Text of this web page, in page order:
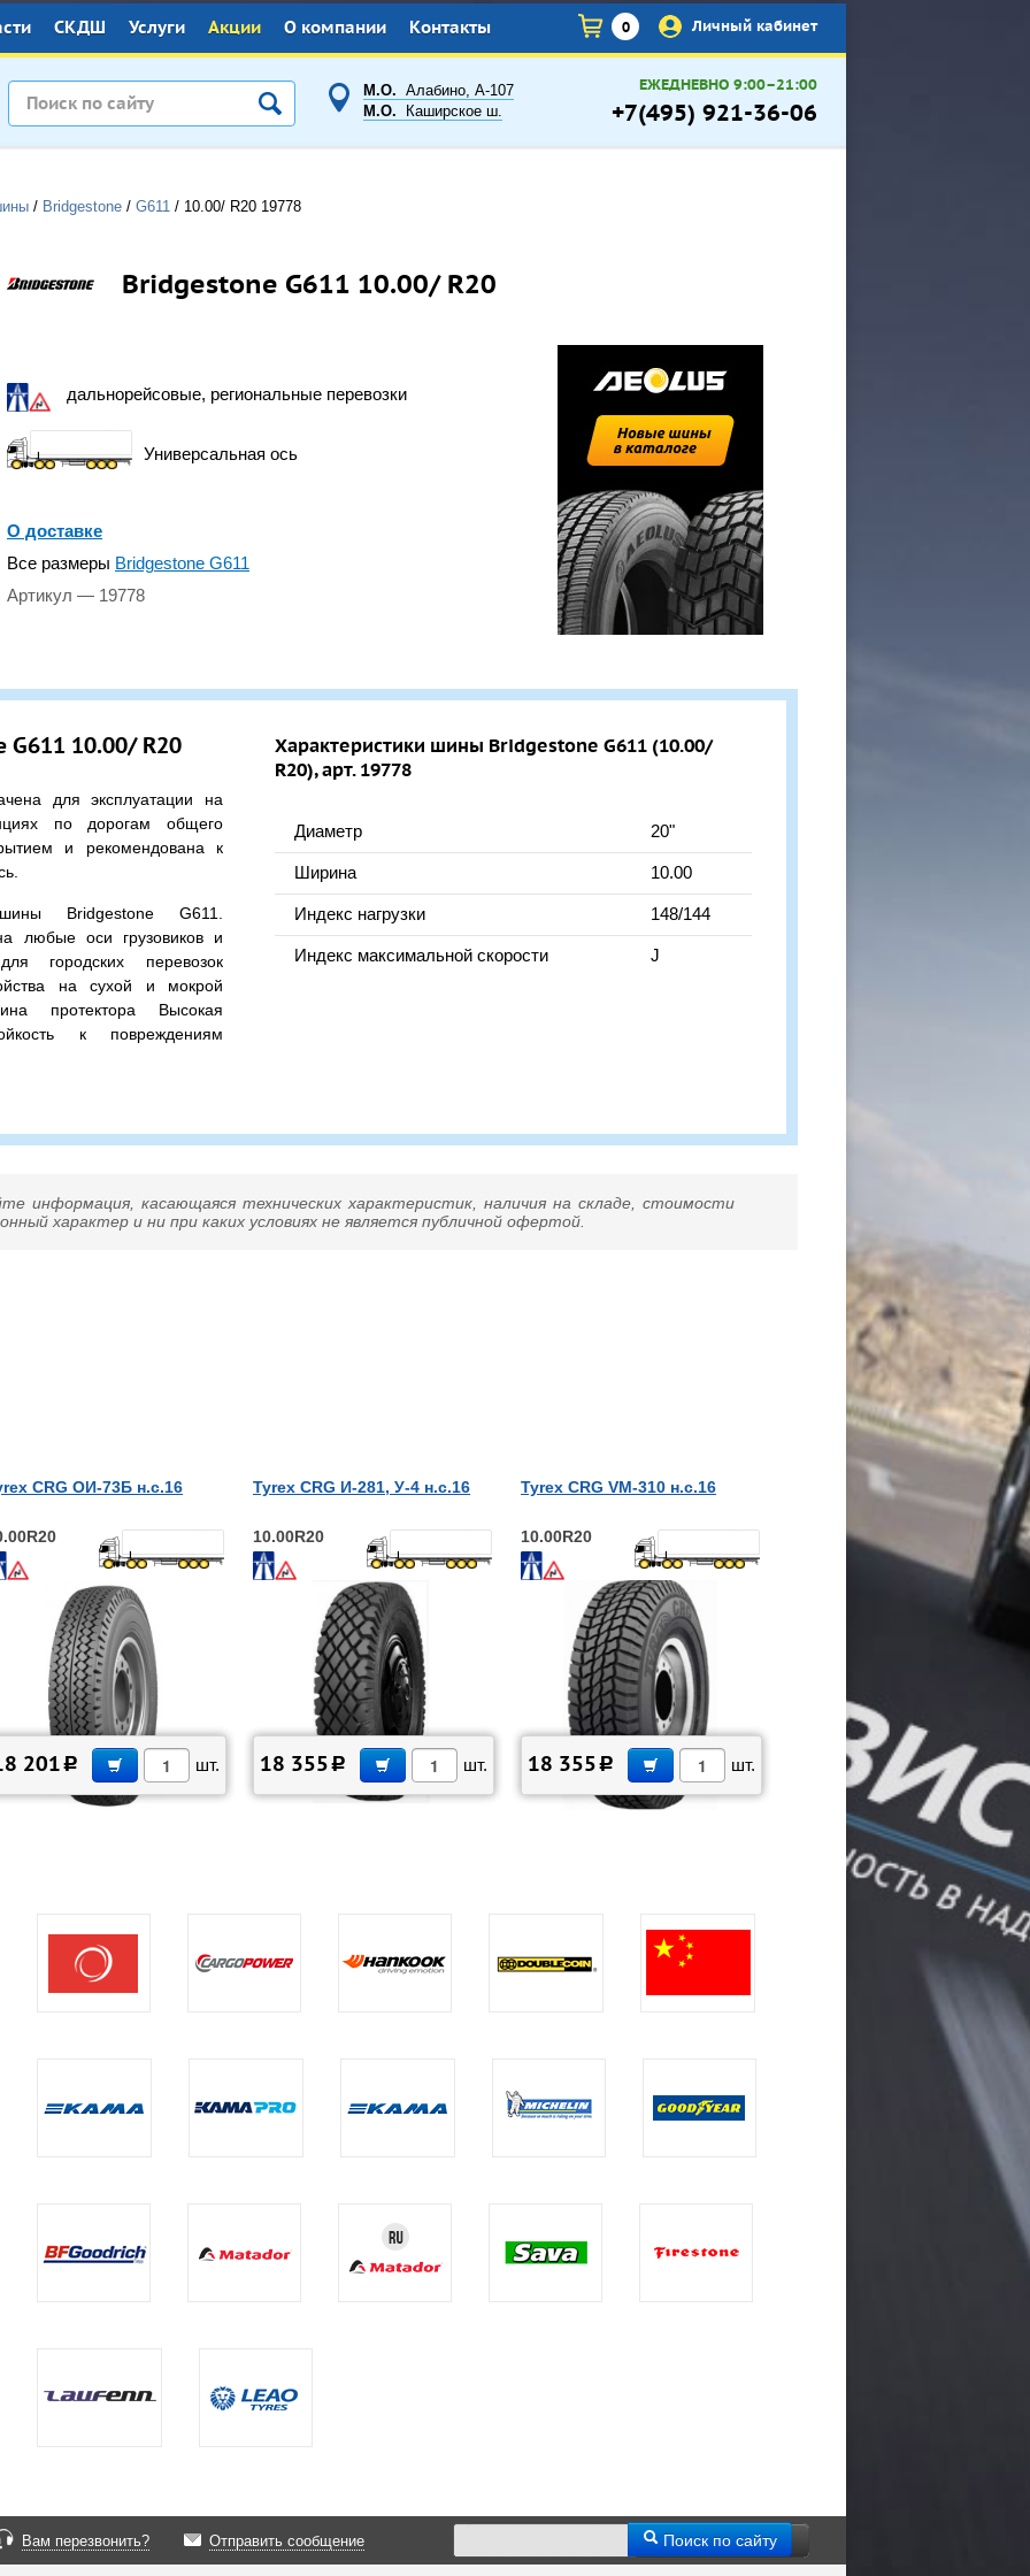
×
СКДШ Услуги Акции О компании Контакты 0 Личный кабинет
М.О. Алабино, А-107
М.О. Каширское ш.
ЕЖЕДНЕВНО 9:00–21:00
+7(495) 921-36-06
/ Bridgestone / G611 / 10.00/ R20 19778
Bridgestone G611 10.00/ R20
дальнорейсовые, региональные перевозки
Универсальная ось
О доставке
Все размеры Bridgestone G611
Артикул — 19778
10.00/ R20
для эксплуатации на
по дорогам общего
и рекомендована к
Bridgestone G611.
любые оси грузовиков и
городских перевозок
на сухой и мокрой
протектора Высокая
к повреждениям
бескамерная
и максимальной
нам – подберем
Характеристики шины Bridgestone G611 (10.00/
R20), арт. 19778
Диаметр 20"
Ширина 10.00
Индекс нагрузки 148/144
Индекс максимальной скорости J
информация, касающаяся технических характеристик, наличия на складе, стоимости
характер и ни при каких условиях не является публичной офертой.
CRG ОИ-73Б н.с.16
В КОРЗИНУ
201 c шт.
Tyrex CRG И-281, У-4 н.с.16
10.00R20
В КОРЗИНУ
18 355 c шт.
Tyrex CRG VM-310 н.с.16
10.00R20
В КОРЗИНУ
18 355 c шт.
Вам перезвонить? Отправить сообщение Поиск по сайту